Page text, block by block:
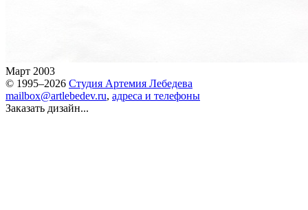
Март 2003
© 1995–2026 Студия Артемия Лебедева
mailbox@artlebedev.ru, адреса и телефоны
Заказать дизайн...